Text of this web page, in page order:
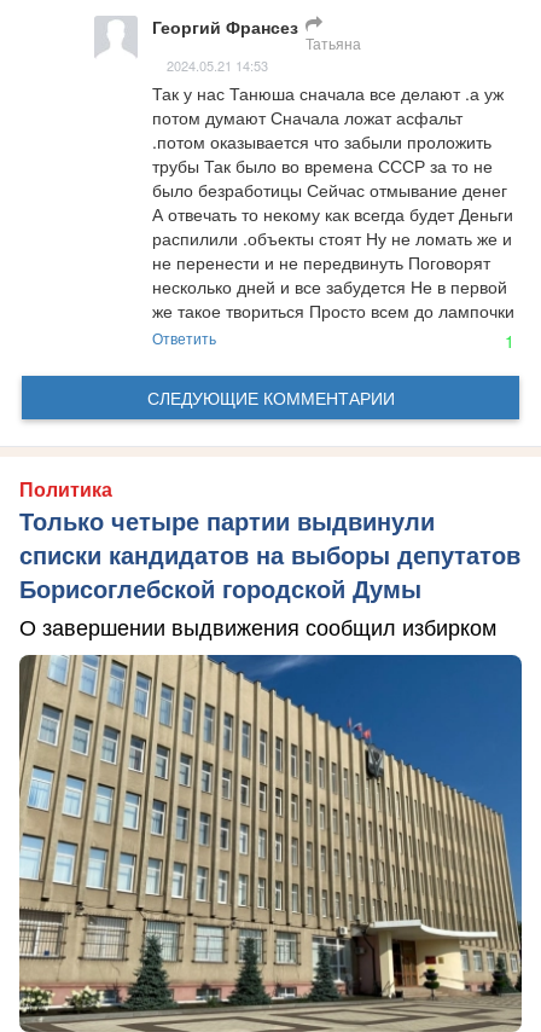
Георгий Франсез
Татьяна
2024.05.21 14:53
Так у нас Танюша сначала все делают .а уж
потом думают Сначала ложат асфальт
.потом оказывается что забыли проложить
трубы Так было во времена СССР за то не
было безработицы Сейчас отмывание денег
А отвечать то некому как всегда будет Деньги
распилили .объекты стоят Ну не ломать же и
не перенести и не передвинуть Поговорят
несколько дней и все забудется Не в первой
же такое твориться Просто всем до лампочки
Ответить 1
СЛЕДУЮЩИЕ КОММЕНТАРИИ
Политика
Только четыре партии выдвинули
списки кандидатов на выборы депутатов
Борисоглебской городской Думы
О завершении выдвижения сообщил избирком